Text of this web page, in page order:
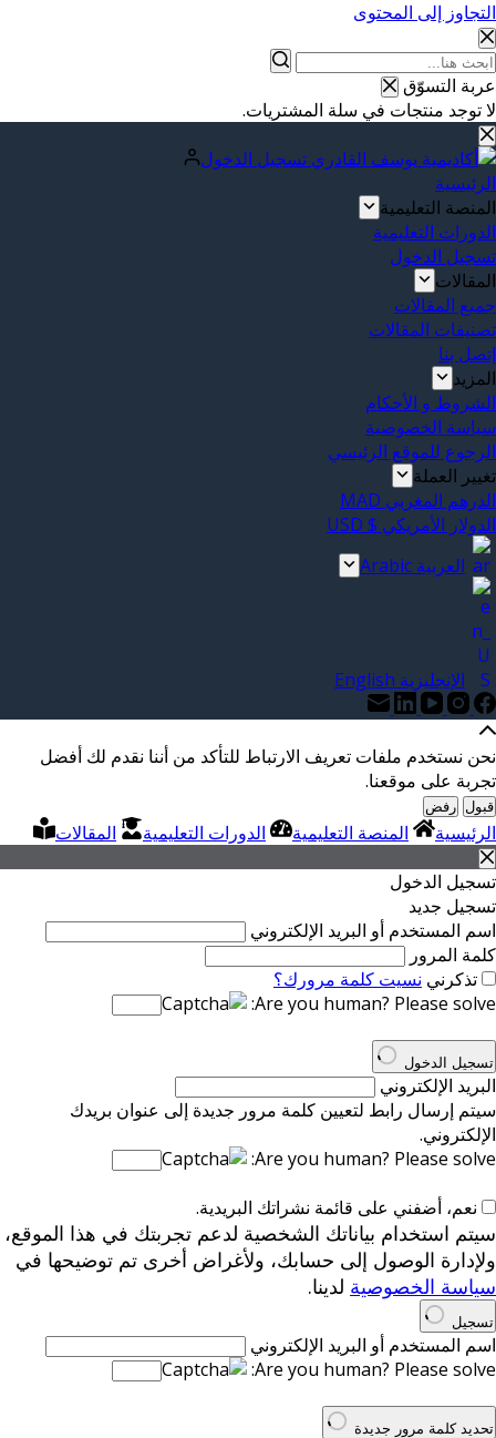
التجاوز إلى المحتوى
عربة التسوّق
لا توجد منتجات في سلة المشتريات.
تسجيل الدخول
الرئيسية
المنصة التعليمية
الدورات التعليمية
تسجيل الدخول
المقالات
جميع المقالات
تصنيفات المقالات
إتصل بنا
المزيد
الشروط و الأحكام
سياسة الخصوصية
الرجوع للموقع الرئيسي
تغيير العملة
الدرهم المغربي MAD
الدولار الأمريكي $ USD
العربية Arabic
الإنجليزية English
نحن نستخدم ملفات تعريف الارتباط للتأكد من أننا نقدم لك أفضل
تجربة على موقعنا.
قبول رفض
الرئيسية المنصة التعليمية الدورات التعليمية
المقالات
تسجيل الدخول
تسجيل جديد
اسم المستخدم أو البريد الإلكتروني
كلمة المرور
تذكرني نسيت كلمة مرورك؟
Are you human? Please solve:
تسجيل الدخول
البريد الإلكتروني
سيتم إرسال رابط لتعيين كلمة مرور جديدة إلى عنوان بريدك
الإلكتروني.
Are you human? Please solve:
نعم، أضفني على قائمة نشراتك البريدية.
سيتم استخدام بياناتك الشخصية لدعم تجربتك في هذا الموقع،
ولإدارة الوصول إلى حسابك، ولأغراض أخرى تم توضيحها في
سياسة الخصوصية لدينا.
تسجيل
اسم المستخدم أو البريد الإلكتروني
Are you human? Please solve:
تحديد كلمة مرور جديدة